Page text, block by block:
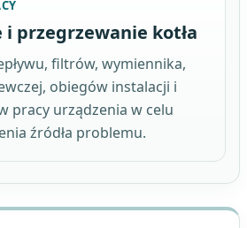
przegrzewanie kotła
filtrów, wymiennika,
obiegów instalacji i
pracy urządzenia w celu
źródła problemu.